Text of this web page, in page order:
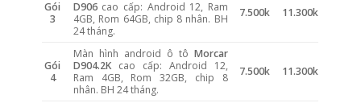
Gói
3
D906cao cấp: Android 12, Ram
4GB, Rom 64GB, chip 8 nhân. BH
24 tháng.
7.500k 11.300k
Gói
4
Màn hình android ô tô Morcar
D904.2Kcao cấp: Android 12,
Ram 4GB, Rom 32GB, chip 8
nhân. BH 24 tháng.
7.500k 11.300k